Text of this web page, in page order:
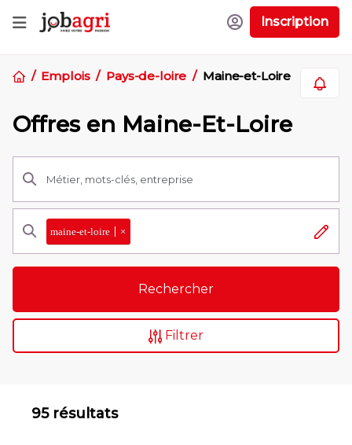
Inscription
Emplois Pays-de-loire Maine-et-Loire
Offres en Maine-Et-Loire
maine-et-loire ×
Rechercher
Filtrer
95 résultats